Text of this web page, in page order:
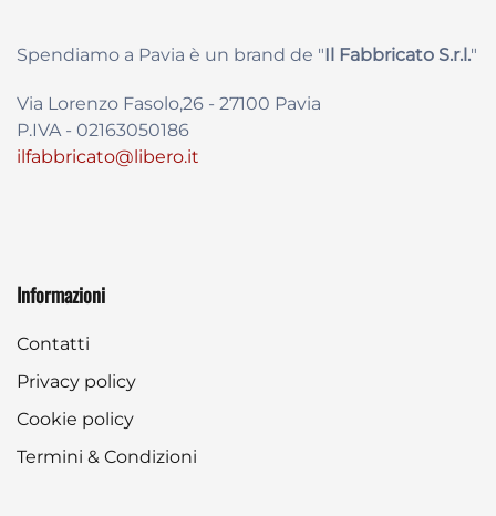
Spendiamo a Pavia è un brand de " Il Fabbricato S.r.l."
Via Lorenzo Fasolo,26 - 27100 Pavia
P.IVA - 02163050186
ilfabbricato@libero.it
Informazioni
Contatti
Privacy policy
Cookie policy
Termini & Condizioni